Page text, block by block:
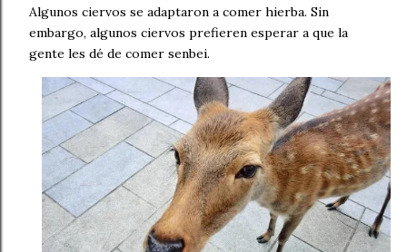
Algunos ciervos se adaptaron a comer hierba. Sin
embargo, algunos ciervos prefieren esperar a que la
gente les dé de comer senbei.